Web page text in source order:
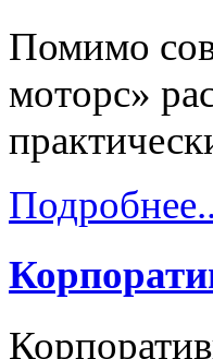
Помимо
моторс»